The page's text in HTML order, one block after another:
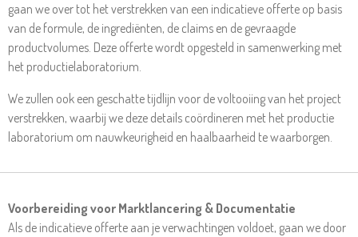
gaan we over tot het verstrekken van een indicatieve offerte op basis
van de formule, de ingrediënten, de claims en de gevraagde
productvolumes. Deze offerte wordt opgesteld in samenwerking met
het productielaboratorium.
We zullen ook een geschatte tijdlijn voor de voltooiing van het project
verstrekken, waarbij we deze details coördineren met het productie
laboratorium om nauwkeurigheid en haalbaarheid te waarborgen.
Voorbereiding voor Marktlancering & Documentatie
Als de indicatieve offerte aan je verwachtingen voldoet, gaan we door